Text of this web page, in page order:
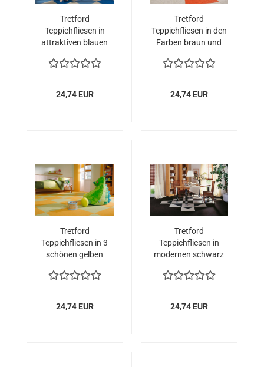
Tretford
Teppichfliesen in
attraktiven blauen
24,74 EUR
Tretford
Teppichfliesen in den
Farben braun und
24,74 EUR
Tretford
Teppichfliesen in 3
schönen gelben
24,74 EUR
Tretford
Teppichfliesen in
modernen schwarz
Farbkombinationen
24,74 EUR